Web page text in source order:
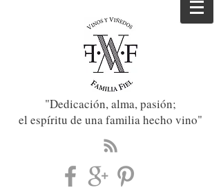
"Dedicación, alma, pasión;
el espíritu de una familia hecho vino"